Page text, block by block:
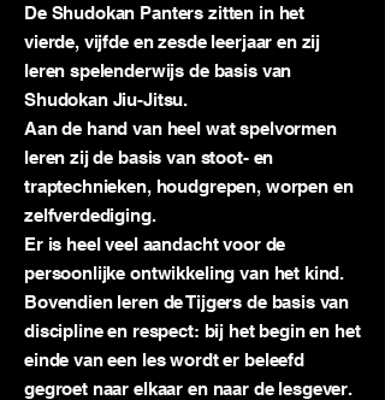
De Shudokan Panters zitten in het
vierde, vijfde en zesde leerjaar en zij
leren spelenderwijs de basis van
Shudokan Jiu-Jitsu.
Aan de hand van heel wat spelvormen
leren zij de basis van stoot- en
traptechnieken, houdgrepen, worpen en
zelfverdediging.
Er is heel veel aandacht voor de
persoonlijke ontwikkeling van het kind.
Bovendien leren de Tijgers de basis van
discipline en respect: bij het begin en het
einde van een les wordt er beleefd
gegroet naar elkaar en naar de lesgever.